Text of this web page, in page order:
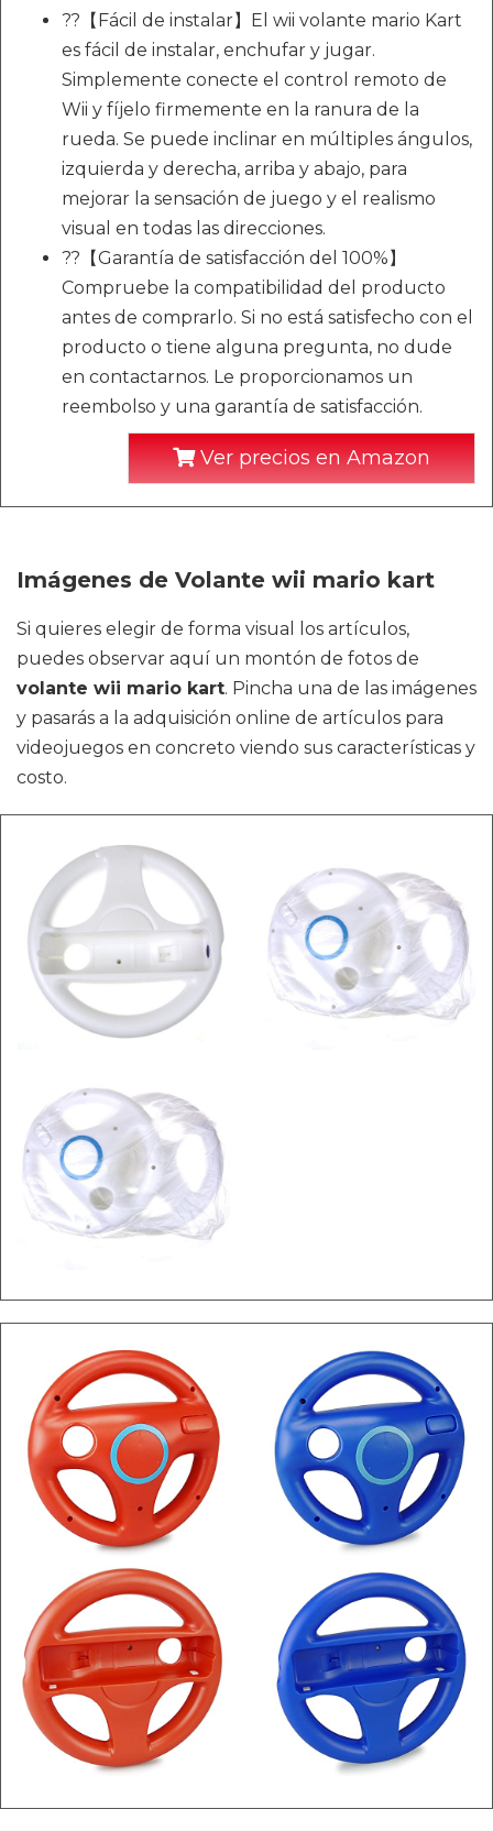
??【Fácil de instalar】El wii volante mario Kart
es fácil de instalar, enchufar y jugar.
Simplemente conecte el control remoto de
Wii y fíjelo firmemente en la ranura de la
rueda. Se puede inclinar en múltiples ángulos,
izquierda y derecha, arriba y abajo, para
mejorar la sensación de juego y el realismo
visual en todas las direcciones.
??【Garantía de satisfacción del 100%】
Compruebe la compatibilidad del producto
antes de comprarlo. Si no está satisfecho con el
producto o tiene alguna pregunta, no dude
en contactarnos. Le proporcionamos un
reembolso y una garantía de satisfacción.
Ver precios en Amazon
Imágenes de Volante wii mario kart
Si quieres elegir de forma visual los artículos,
puedes observar aquí un montón de fotos de
volante wii mario kart. Pincha una de las imágenes
y pasarás a la adquisición online de artículos para
videojuegos en concreto viendo sus características y
costo.